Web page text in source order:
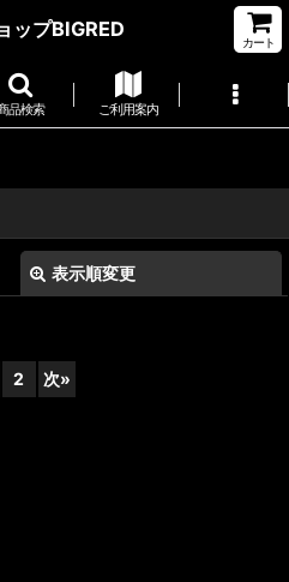
ップBIGRED
カート
品検索 ご利用案内
表示順変更
2 次»